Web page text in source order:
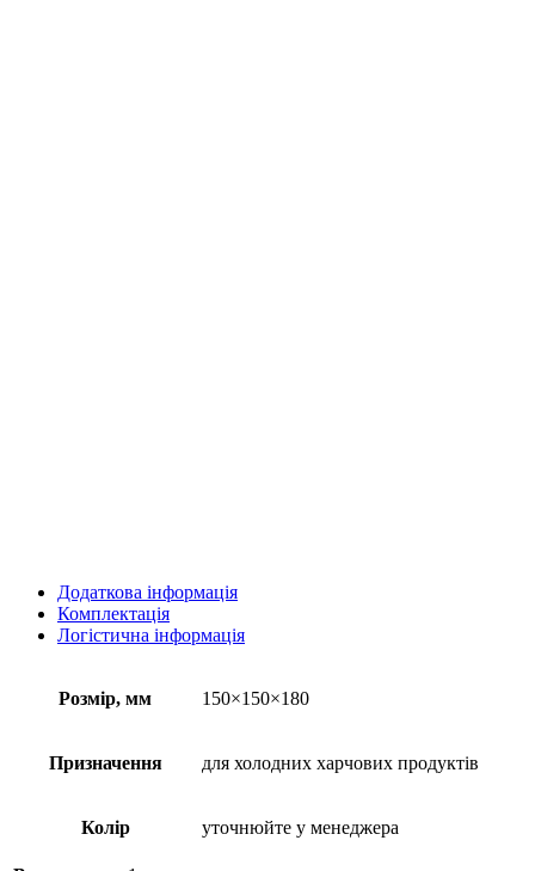
Додаткова інформація
Комплектація
Логістична інформація
Розмір, мм 150×150×180
Призначення для холодних харчових продуктів
Колір уточнюйте у менеджера